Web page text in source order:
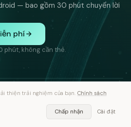
— bao gồm 30 phút chuyển lời
phí
phút, không cần thẻ.
GIẢI PHÁP
thiện trải nghiệm của bạn. Chính sách
Chấp nhận
Cài đặt